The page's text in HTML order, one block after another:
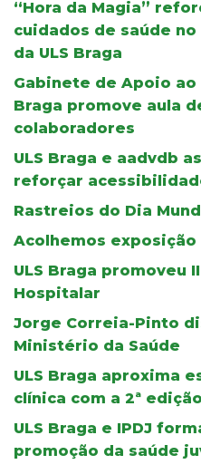
“Hora da Magia”
cuidados de saúde
da ULS Braga
Gabinete de Apoio ao
Braga promove aula
colaboradores
ULS Braga e aadvdb
reforçar
Rastreios do Dia
Acolhemos
ULS Braga promoveu
Hospitalar
Jorge Correia-Pinto
Ministério da Saúde
ULS Braga aproxima
clínica com a 2ª
ULS Braga e IPDJ
promoção da saúde